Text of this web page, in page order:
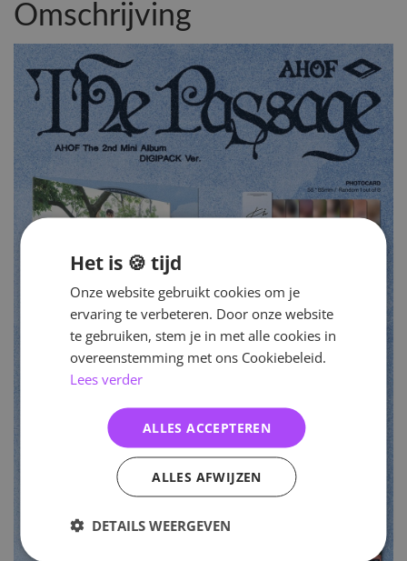
Omschrijving
Het is 🍪 tijd
Onze website gebruikt cookies om je
ervaring te verbeteren. Door onze website
te gebruiken, stem je in met alle cookies in
overeenstemming met ons Cookiebeleid.
Lees verder
ALLES ACCEPTEREN
ALLES AFWIJZEN
DETAILS WEERGEVEN